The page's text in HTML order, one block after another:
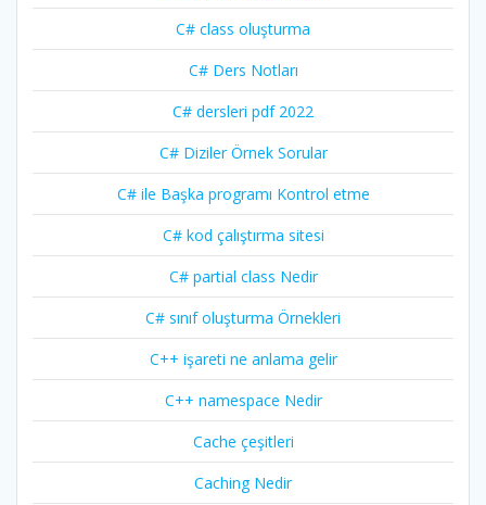
C# class oluşturma
C# Ders Notları
C# dersleri pdf 2022
C# Diziler Örnek Sorular
C# ile Başka programı Kontrol etme
C# kod çalıştırma sitesi
C# partial class Nedir
C# sınıf oluşturma Örnekleri
C++ işareti ne anlama gelir
C++ namespace Nedir
Cache çeşitleri
Caching Nedir